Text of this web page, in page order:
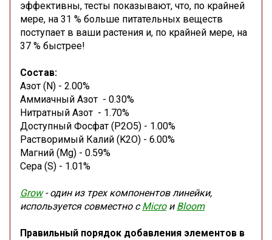
эффективны, тесты показывают, что, по крайней
мере, на 31 % больше питательных веществ
поступает в ваши растения и, по крайней мере, на
37 % быстрее!
Состав:
Азот (N) - 2.00%
Аммиачный Азот - 0.30%
Нитратный Азот - 1.70%
Доступный Фосфат (P2O5) - 1.00%
Растворимый Калий (K2O) - 6.00%
Магний (Mg) - 0.59%
Сера (S) - 1.01%
Grow - один из трех компонентов линейки,
используется совместно с Micro и Bloom
Правильный порядок добавления элементов в